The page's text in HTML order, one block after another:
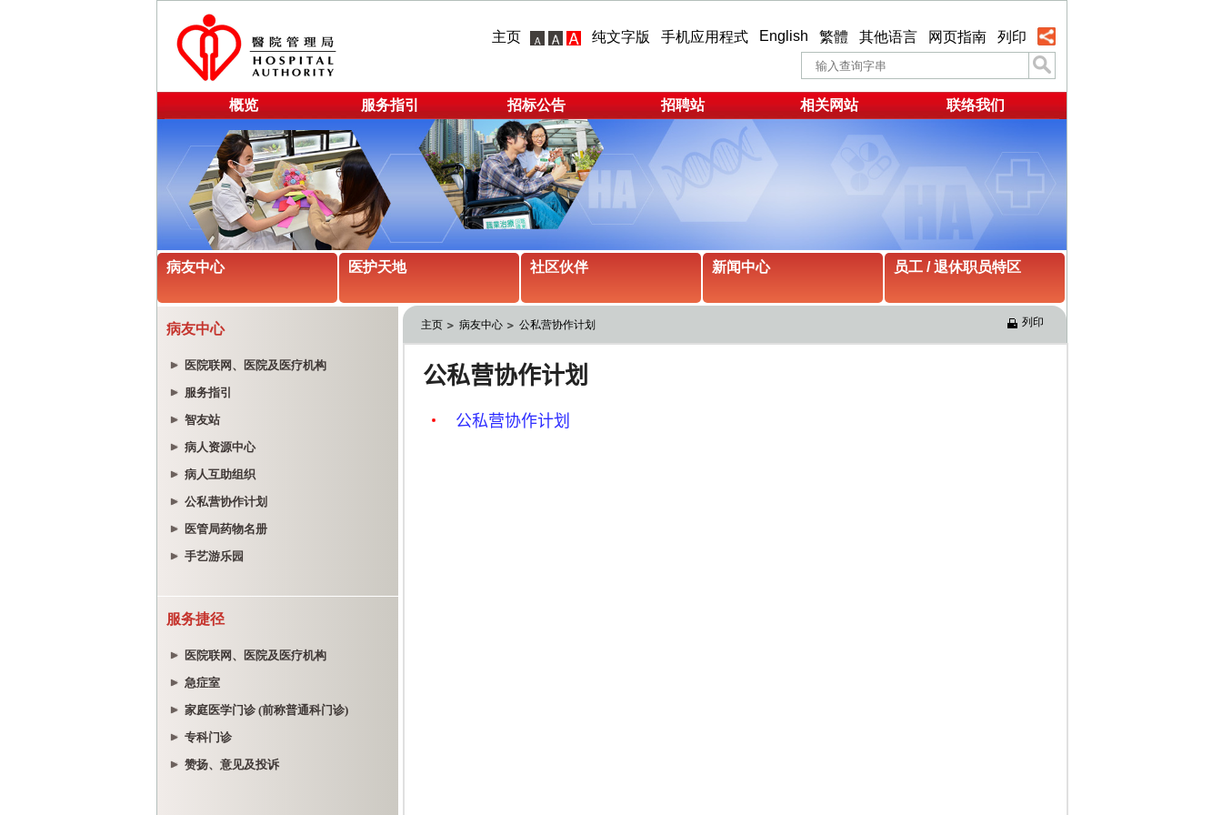
主页 纯文字版 手机应用程式 English 繁體 其他语言 网页指南 列印
概览 服务指引 招标公告 招聘站 相关网站 联络我们
病友中心 医护天地 社区伙伴 新闻中心 员工 / 退休职员特区
病友中心
医院联网、医院及医疗机构
服务指引
智友站
病人资源中心
病人互助组织
公私营协作计划
医管局药物名册
手艺游乐园
服务捷径
医院联网、医院及医疗机构
急症室
家庭医学门诊 (前称普通科门诊)
专科门诊
赞扬、意见及投诉
主页 病友中心 公私营协作计划 列印